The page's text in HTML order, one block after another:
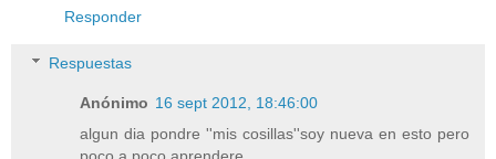
Responder
Respuestas
Anónimo 16 sept 2012, 18:46:00
algun dia pondre ''mis cosillas''soy nueva en esto pero